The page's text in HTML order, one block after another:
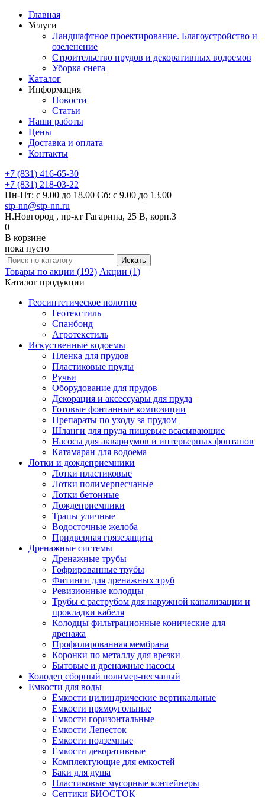
Главная
Услуги
Ландшафтное проектирование. Благоустройство и
озеленение
Строительство прудов и декоративных водоемов
Уборка снега
Каталог
Информация
Новости
Статьи
Наши работы
Цены
Доставка и оплата
Контакты
+7 (831) 416-65-30
+7 (831) 218-03-22
Пн-Пт: с 9.00 до 18.00 Сб: с 9.00 до 13.00
stp-nn@stp-nn.ru
Н.Новгород , пр-кт Гагарина, 25 В, корп.3
0
В корзине
пока пусто
Товары по акции (192) Акции (1)
Каталог продукции
Геосинтетическое полотно
Геотекстиль
Спанбонд
Агротекстиль
Искуственные водоемы
Пленка для прудов
Пластиковые пруды
Ручьи
Оборудование для прудов
Декорация и аксессуары для пруда
Готовые фонтанные композиции
Препараты по уходу за прудом
Шланги для пруда пищевые всасывающие
Насосы для аквариумов и интерьерных фонтанов
Катамаран для водоема
Лотки и дождеприемники
Лотки пластиковые
Лотки полимерпесчаные
Лотки бетонные
Дождеприемники
Трапы уличные
Водосточные желоба
Придверная грязезащита
Дренажные системы
Дренажные трубы
Гофрированные трубы
Фитинги для дренажных труб
Ревизионные колодцы
Трубы с раструбом для наружной канализации и
прокладки кабеля
Колодцы фильтрационные конические для
дренажа
Профилированная мембрана
Коронки по металлу для врезки
Бытовые и дренажные насосы
Колодец сборный полимер-песчаный
Емкости для воды
Ёмкости цилиндрические вертикальные
Ёмкости прямоугольные
Ёмкости горизонтальные
Емкости Лепесток
Ёмкости подземные
Ёмкости декоративные
Комплектующие для емкостей
Баки для душа
Пластиковые мусорные контейнеры
Септики БИОСТОК